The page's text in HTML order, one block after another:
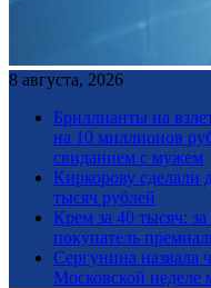
8 августа, 2026
Бриллианты на
на 10 миллионов
свиданием с мужем
Киркорову сделали
тысяч рублей
Крем за 40 тысяч:
покупатель
Сергунина назвала
Московской неделе